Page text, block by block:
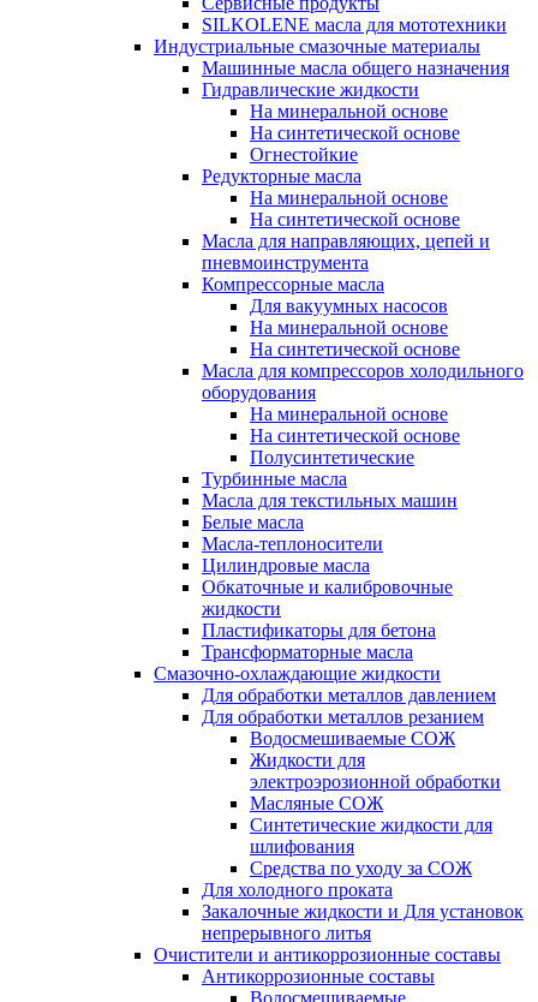
SILKOLENE масла для мототехники
Индустриальные смазочные материалы
Машинные масла общего назначения
Гидравлические жидкости
На минеральной основе
На синтетической основе
Огнестойкие
Редукторные масла
На минеральной основе
На синтетической основе
Масла для направляющих, цепей и
пневмоинструмента
Компрессорные масла
Для вакуумных насосов
На минеральной основе
На синтетической основе
Масла для компрессоров холодильного
оборудования
На минеральной основе
На синтетической основе
Полусинтетические
Турбинные масла
Масла для текстильных машин
Белые масла
Масла-теплоносители
Цилиндровые масла
Обкаточные и калибровочные
жидкости
Пластификаторы для бетона
Трансформаторные масла
Смазочно-охлаждающие жидкости
Для обработки металлов давлением
Для обработки металлов резанием
Водосмешиваемые СОЖ
Жидкости для
электроэрозионной обработки
Масляные СОЖ
Синтетические жидкости для
шлифования
Средства по уходу за СОЖ
Для холодного проката
Закалочные жидкости и Для установок
непрерывного литья
Очистители и антикоррозионные составы
Антикоррозионные составы
Водосмешиваемые